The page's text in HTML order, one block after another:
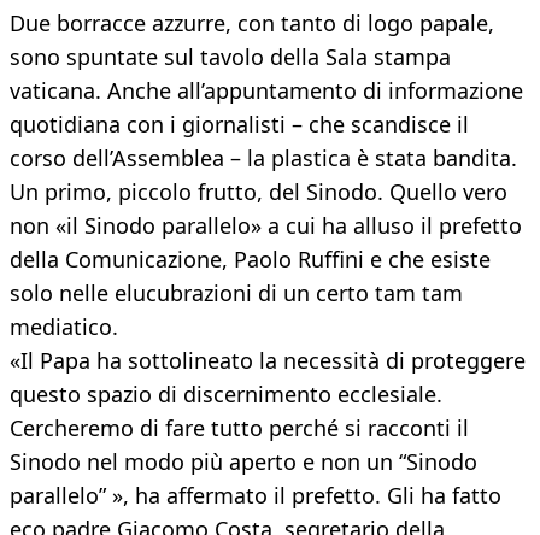
Due borracce azzurre, con tanto di logo papale,
sono spuntate sul tavolo della Sala stampa
vaticana. Anche all’appuntamento di informazione
quotidiana con i giornalisti – che scandisce il
corso dell’Assemblea – la plastica è stata bandita.
Un primo, piccolo frutto, del Sinodo. Quello vero
non «il Sinodo parallelo» a cui ha alluso il prefetto
della Comunicazione, Paolo Ruffini e che esiste
solo nelle elucubrazioni di un certo tam tam
mediatico.
«Il Papa ha sottolineato la necessità di proteggere
questo spazio di discernimento ecclesiale.
Cercheremo di fare tutto perché si racconti il
Sinodo nel modo più aperto e non un “Sinodo
parallelo” », ha affermato il prefetto. Gli ha fatto
eco padre Giacomo Costa, segretario della